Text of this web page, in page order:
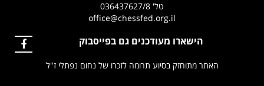
טל' 036437627/8
office@chessfed.org.il
הישארו מעודכנים גם בפייסבוק
האתר מתוחזק בסיוע תרומה לזכרו של נחום נפתלי ז"ל